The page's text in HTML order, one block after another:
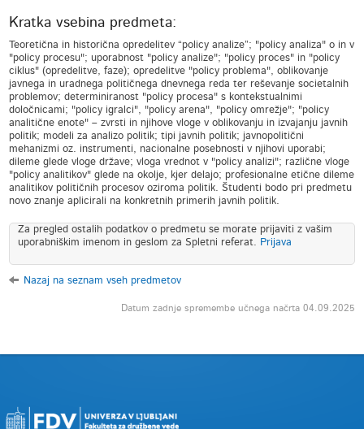
Kratka vsebina predmeta:
Teoretična in historična opredelitev “policy analize”; "policy analiza" o in v
"policy procesu"; uporabnost "policy analize"; "policy proces" in "policy
ciklus" (opredelitve, faze); opredelitve "policy problema", oblikovanje
javnega in uradnega političnega dnevnega reda ter reševanje societalnih
problemov; determiniranost "policy procesa" s kontekstualnimi
določnicami; "policy igralci", "policy arena", "policy omrežje"; "policy
analitične enote" – zvrsti in njihove vloge v oblikovanju in izvajanju javnih
politik; modeli za analizo politik; tipi javnih politik; javnopolitični
mehanizmi oz. instrumenti, nacionalne posebnosti v njihovi uporabi;
dileme glede vloge države; vloga vrednot v "policy analizi"; različne vloge
"policy analitikov" glede na okolje, kjer delajo; profesionalne etične dileme
analitikov političnih procesov oziroma politik. Študenti bodo pri predmetu
novo znanje aplicirali na konkretnih primerih javnih politik.
Za pregled ostalih podatkov o predmetu se morate prijaviti z vašim
uporabniškim imenom in geslom za Spletni referat. Prijava
Nazaj na seznam vseh predmetov
Datum zadnje spremembe učnega načrta 04.09.2025